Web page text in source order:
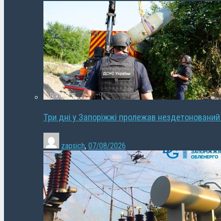
Три дні у Запоріжжі пролежав
zapsich, 07/08/2026